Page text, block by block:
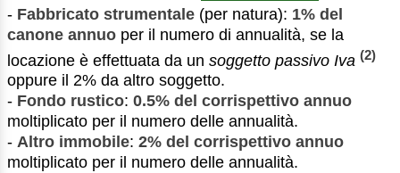
- Fabbricato strumentale (per natura): 1% del
canone annuo per il numero di annualità, se la
locazione è effettuata da un soggetto passivo Iva (2)
oppure il 2% da altro soggetto.
- Fondo rustico: 0.5% del corrispettivo annuo
moltiplicato per il numero delle annualità.
- Altro immobile: 2% del corrispettivo annuo
moltiplicato per il numero delle annualità.